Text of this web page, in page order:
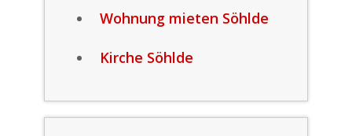
Wohnung mieten Söhlde
Kirche Söhlde